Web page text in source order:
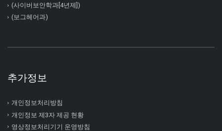
(사이버보안학과[4년제])
(보그헤어과)
추가정보
개인정보처리방침
개인정보 제3자 제공 현황
영상정보처리기기 운영방침